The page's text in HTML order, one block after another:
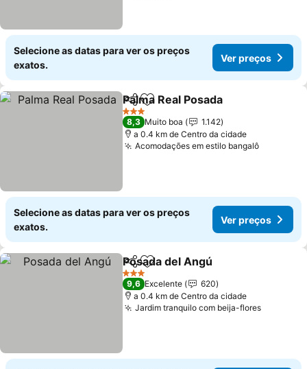
Selecione as datas para ver os preços
exatos.
Ver preços
PartilharAdicionar aos favoritos
Palma Real Posada
3 Estrelas
8,3 Muito boa
1.142
a 0.4 km de Centro da cidade
Acomodações em estilo bangalôVer
Selecione as datas para ver os preços
exatos.
Ver preços
PartilharAdicionar aos favoritos
Posada del Angú
3 Estrelas
9,6 Excelente
620
a 0.4 km de Centro da cidade
Jardim tranquilo com beija-floresVer